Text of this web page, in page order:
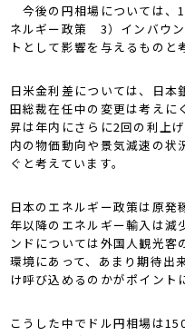
今後の円相場については
ネルギー政策 3）インバウ
トとして影響を与えるものと
日米金利差については、日
田総裁在任中の変更は考えに
昇は年内にさらに2回の利上
内の物価動向や景気減速の状
ぐと考えています。
日本のエネルギー政策は原発
年以降のエネルギー輸入は減
ンドについては外国人観光客
環境にあって、あまり期待出
け呼び込めるのかがポイント
こうした中でドル円相場は